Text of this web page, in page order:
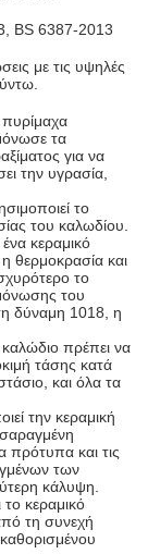
BS 6387-2013
με τις υψηλές
τα
για να
την υγρασία,
το
του καλωδίου.
κεραμικό
θερμοκρασία και
το
του
δύναμη 1018, η
πρέπει να
τάσης κατά
και όλα τα
την κεραμική
πρότυπα και τις
των
κάλυψη.
κεραμικό
τη συνεχή